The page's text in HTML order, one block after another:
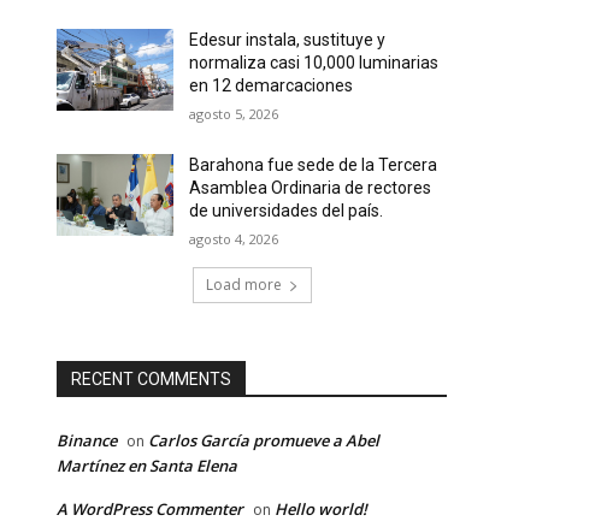
Edesur instala, sustituye y
normaliza casi 10,000 luminarias
en 12 demarcaciones
agosto 5, 2026
Barahona fue sede de la Tercera
Asamblea Ordinaria de rectores
de universidades del país.
agosto 4, 2026
Load more
RECENT COMMENTS
Binance on Carlos García promueve a Abel
Martínez en Santa Elena
A WordPress Commenter on Hello world!